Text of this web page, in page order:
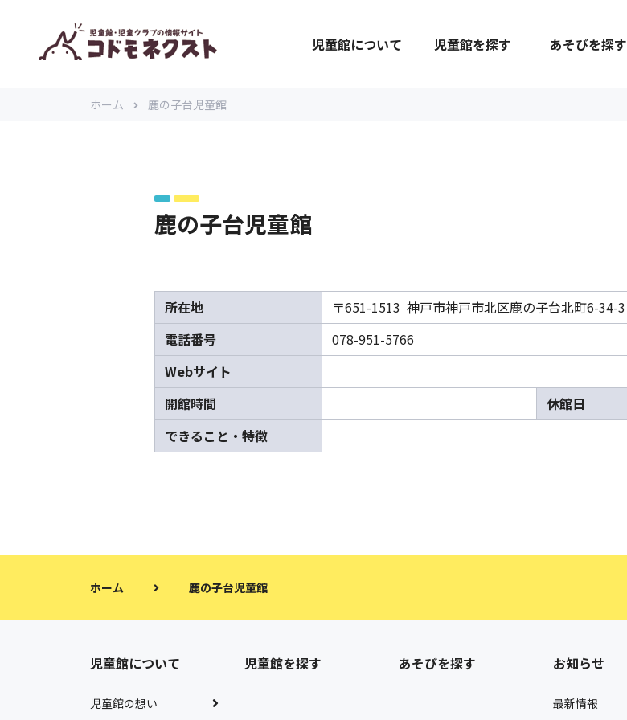
児童館について 児童館を探す あそびを探す
ホーム 鹿の子台児童館
鹿の子台児童館
所在地
〒651-1513 神戸市神戸市北区鹿の子台北町6-34-3
電話番号
078-951-5766
Webサイト
開館時間
休館日
できること・特徴
ホーム 鹿の子台児童館
児童館について
児童館の想い
児童館を探す あそびを探す お知らせ
最新情報